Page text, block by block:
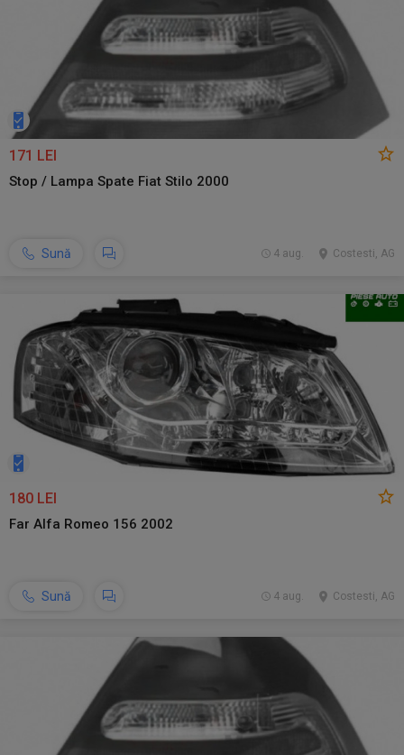
171 LEI
Stop / Lampa Spate Fiat Stilo 2000
Sună Costesti, AG
4 aug.
180 LEI
Far Alfa Romeo 156 2002
Sună Costesti, AG
4 aug.